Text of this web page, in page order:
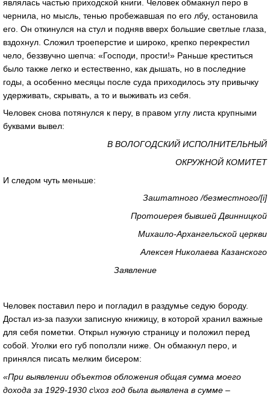
являлась частью приходской книги. Человек обмакнул перо в
чернила, но мысль, тенью пробежавшая по его лбу, остановила
его. Он откинулся на стул и подняв вверх большие светлые глаза,
вздохнул. Сложил троеперстие и широко, крепко перекрестил
чело, беззвучно шепча: «Господи, прости!» Раньше креститься
было также легко и естественно, как дышать, но в последние
годы, а особенно месяцы после суда приходилось эту привычку
удерживать, скрывать, а то и выживать из себя.
Человек снова потянулся к перу, в правом углу листа крупными
буквами вывел:
В ВОЛОГОДСКИЙ ИСПОЛНИТЕЛЬНЫЙ
ОКРУЖНОЙ КОМИТЕТ
И следом чуть меньше:
Заштатного /безместного/[i]
Протоиерея бывшей Двинницкой
Михаило-Архангельской церкви
Алексея Николаева Казанского
Заявление
Человек поставил перо и погладил в раздумье седую бороду.
Достал из-за пазухи записную книжицу, в которой хранил важные
для себя пометки. Открыл нужную страницу и положил перед
собой. Уголки его губ поползли ниже. Он обмакнул перо, и
принялся писать мелким бисером:
«При выявлении объектов обложения общая сумма моего
дохода за 1929-1930 с\хоз год была выявлена в сумме –